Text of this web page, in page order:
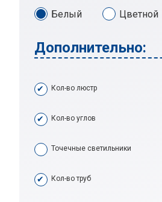
Белый Цветной
Дополнительно:
Кол-во люстр
Кол-во углов
Точечные светильники
Кол-во труб